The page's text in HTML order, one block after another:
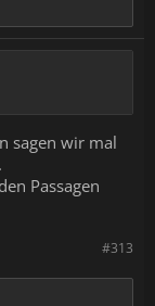
sagen wir mal
Passagen
#313